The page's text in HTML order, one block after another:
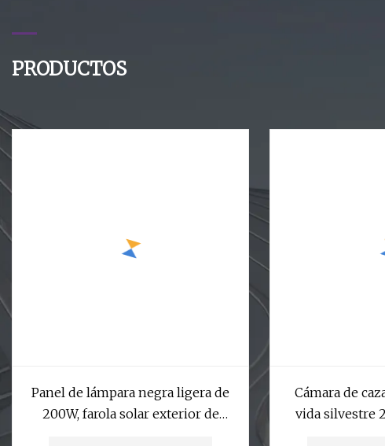
PRODUCTOS
Panel de lámpara negra ligera de
200W, farola solar exterior de
Cámara de
vida silvestre